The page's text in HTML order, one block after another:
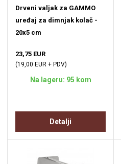
Drveni valjak za GAMMO
uređaj za dimnjak kolač -
20x5 cm
23,75 EUR
(19,00 EUR + PDV)
Na lageru: 95 kom
Detalji